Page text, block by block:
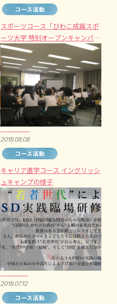
コース活動
スポーツコース「びわこ成蹊スポ
ーツ大学 特別オープンキャンパ
ス」の様子
2018.08.08
コース活動
キャリア進学コース イングリッシ
ュキャンプの様子
2018.07.12
コース活動